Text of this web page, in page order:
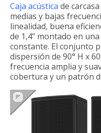
Caja acústica de
medias y bajas
linealidad, buena
de 1,4” montado en
constante. El conjunto
dispersión de 90° H x
frecuencia amplia y
cobertura y un patrón